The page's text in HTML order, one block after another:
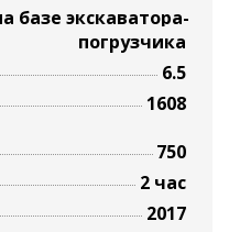
базе экскаватора-
погрузчика
6.5
1608
750
2 час
2017